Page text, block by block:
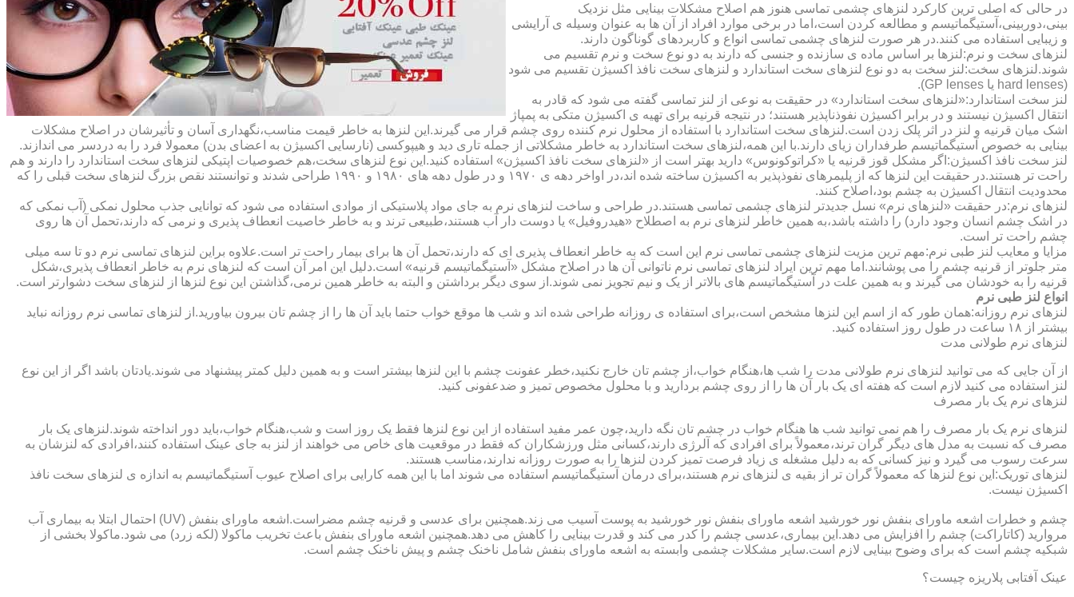
در حالی که اصلی ترین کارکرد لنزهای چشمی تماسی هنوز هم اصلاح مشکلات بینایی مثل نزدیک
بینی،دوربینی،آستیگماتیسم و مطالعه کردن است،اما در برخی موارد افراد از آن ها به عنوان وسیله ی آرایشی
و زیبایی استفاده می کنند.در هر صورت لنزهای چشمی تماسی انواع و کاربردهای گوناگون دارند.
لنزهای سخت و نرم:لنزها بر اساس ماده ی سازنده و جنسی که دارند به دو نوع سخت و نرم تقسیم می
شوند.لنزهای سخت:لنز سخت به دو نوع لنزهای سخت استاندارد و لنزهای سخت نافذ اکسیژن تقسیم می شود
(hard lenses یا GP lenses).
لنز سخت استاندارد:«لنزهای سخت استاندارد» در حقیقت به نوعی از لنز تماسی گفته می شود که قادر به
انتقال اکسیژن نیستند و در برابر اکسیژن نفوذناپذیر هستند؛ در نتیجه قرنیه برای تهیه ی اکسیژن متکی به پمپاژ
اشک میان قرنیه و لنز در اثر پلک زدن است.لنزهای سخت استاندارد با استفاده از محلول نرم کننده روی چشم قرار می گیرند.این لنزها به خاطر قیمت مناسب،نگهداری آسان و تأثیرشان در اصلاح مشکلات
بینایی به خصوص آستیگماتیسم طرفداران زیای دارند.با این همه،لنزهای سخت استاندارد به خاطر مشکلاتی از جمله تاری دید و هیپوکسی (نارسایی اکسیژن به اعضای بدن) معمولا فرد را به دردسر می اندازند.
لنز سخت نافذ اکسیژن:اگر مشکل قوز قرنیه یا «کراتوکونوس» دارید بهتر است از «لنزهای سخت نافذ اکسیژن» استفاده کنید.این نوع لنزهای سخت،هم خصوصیات اپتیکی لنزهای سخت استاندارد را دارند و هم
راحت تر هستند.در حقیقت این لنزها که از پلیمرهای نفوذپذیر به اکسیژن ساخته شده اند،در اواخر دهه ی ۱۹۷۰ و در طول دهه های ۱۹۸۰ و ۱۹۹۰ طراحی شدند و توانستند نقص بزرگ لنزهای سخت قبلی را که
محدودیت انتقال اکسیژن به چشم بود،اصلاح کنند.
لنزهای نرم:در حقیقت «لنزهای نرم» نسل جدیدتر لنزهای چشمی تماسی هستند.در طراحی و ساخت لنزهای نرم به جای مواد پلاستیکی از موادی استفاده می شود که توانایی جذب محلول نمکی (آب نمکی که
در اشک چشم انسان وجود دارد) را داشته باشد،به همین خاطر لنزهای نرم به اصطلاح «هیدروفیل» یا دوست دار آب هستند،طبیعی ترند و به خاطر خاصیت انعطاف پذیری و نرمی که دارند،تحمل آن ها روی
چشم راحت تر است.
مزایا و معایب لنز طبی نرم:مهم ترین مزیت لنزهای چشمی تماسی نرم این است که به خاطر انعطاف پذیری ای که دارند،تحمل آن ها برای بیمار راحت تر است.علاوه براین لنزهای تماسی نرم دو تا سه میلی
متر جلوتر از قرنیه چشم را می پوشانند.اما مهم ترین ایراد لنزهای تماسی نرم ناتوانی آن ها در اصلاح مشکل «آستیگماتیسم قرنیه» است.دلیل این امر آن است که لنزهای نرم به خاطر انعطاف پذیری،شکل
قرنیه را به خودشان می گیرند و به همین علت در آستیگماتیسم های بالاتر از یک و نیم تجویز نمی شوند.از سوی دیگر برداشتن و البته به خاطر همین نرمی،گذاشتن این نوع لنزها از لنزهای سخت دشوارتر است.
انواع لنز طبی نرم
لنزهای نرم روزانه:همان طور که از اسم این لنزها مشخص است،برای استفاده ی روزانه طراحی شده اند و شب ها موقع خواب حتما باید آن ها را از چشم تان بیرون بیاورید.از لنزهای تماسی نرم روزانه نباید
بیشتر از ۱۸ ساعت در طول روز استفاده کنید.
لنزهای نرم طولانی مدت
از آن جایی که می توانید لنزهای نرم طولانی مدت را شب ها،هنگام خواب،از چشم تان خارج نکنید،خطر عفونت چشم با این لنزها بیشتر است و به همین دلیل کمتر پیشنهاد می شوند.یادتان باشد اگر از این نوع
لنز استفاده می کنید لازم است که هفته ای یک بار آن ها را از روی چشم بردارید و با محلول مخصوص تمیز و ضدعفونی کنید.
لنزهای نرم یک بار مصرف
لنزهای نرم یک بار مصرف را هم نمی توانید شب ها هنگام خواب در چشم تان نگه دارید،چون عمر مفید استفاده از این نوع لنزها فقط یک روز است و شب،هنگام خواب،باید دور انداخته شوند.لنزهای یک بار
مصرف که نسبت به مدل های دیگر گران ترند،معمولاً برای افرادی که آلرژی دارند،کسانی مثل ورزشکاران که فقط در موقعیت های خاص می خواهند از لنز به جای عینک استفاده کنند،افرادی که لنزشان به
سرعت رسوب می گیرد و نیز کسانی که به دلیل مشغله ی زیاد فرصت تمیز کردن لنزها را به صورت روزانه ندارند،مناسب هستند.
لنزهای توریک:این نوع لنزها که معمولاً گران تر از بقیه ی لنزهای نرم هستند،برای درمان آستیگماتیسم استفاده می شوند اما با این همه کارایی برای اصلاح عیوب آستیگماتیسم به اندازه ی لنزهای سخت نافذ
اکسیژن نیست.
چشم و خطرات اشعه ماورای بنفش نور خورشید اشعه ماورای بنفش نور خورشید به پوست آسیب می زند.همچنین برای عدسی و قرنیه چشم مضراست.اشعه ماورای بنفش (UV) احتمال ابتلا به بیماری آب
مروارید (کاتاراکت) چشم را افزایش می دهد.این بیماری،عدسی چشم را کدر می کند و قدرت بینایی را کاهش می دهد.همچنین اشعه ماورای بنفش باعث تخریب ماکولا (لکه زرد) می شود.ماکولا بخشی از
شبکیه چشم است که برای وضوح بینایی لازم است.سایر مشکلات چشمی وابسته به اشعه ماورای بنفش شامل ناخنک چشم و پیش ناخنک چشم است.
عینک آفتابی پلاریزه چیست؟